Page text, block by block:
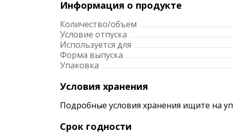
Информация о продукте
Количество/объем
Условие отпуска
Используется для
Форма выпуска
Упаковка
Условия хранения
Подробные условия хранения ищите на
Срок годности